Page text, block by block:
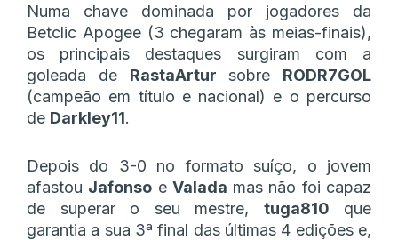
Numa chave dominada por jogadores da
Betclic Apogee (3 chegaram às meias-finais),
os principais destaques surgiram com a
goleada de RastaArtur sobre RODR7GOL
(campeão em título e nacional) e o percurso
de Darkley11.
Depois do 3-0 no formato suíço, o jovem
afastou Jafonso e Valada mas não foi capaz
de superar o seu mestre, tuga810 que
garantia a sua 3ª final das últimas 4 edições e,